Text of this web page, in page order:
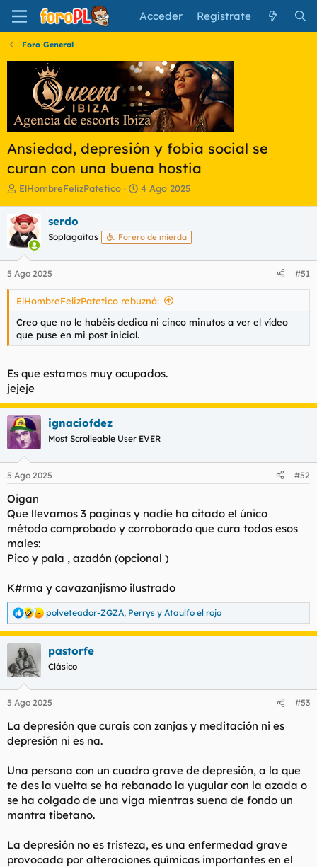
Acceder Regístrate
Foro General
Ansiedad, depresión y fobia social se
curan con una buena hostia
I
i
c
i
a
d
o
r
d
l
t
a
ElHombreFelizPatetico
F
a
e
n
i
i
4 Ago 2025
serdo
Soplagaitas Forero de mierda
5 Ago 2025 #51
ElHombreFelizPatetico rebuznó:
Creo que no le habéis dedica ni cinco minutos a ver el vídeo
que puse en mi post inicial.
Es que estamos muy ocupados.
jejeje
ignaciofdez
Most Scrolleable User EVER
5 Ago 2025 #52
Oigan
Que llevamos 3 paginas y nadie ha citado el único
método comprobado y corroborado que cura todos esos
males:
Pico y pala , azadón (opcional )
K#rma y cavazanjismo ilustrado
R
e
a
c
i
e
:
polveteador-ZGZA, Perrys y Ataulfo el rojo
pastorfe
Clásico
5 Ago 2025 #53
La depresión que curais con zanjas y meditación ni es
depresión ni es na.
Una persona con un cuadro grave de depresión, a la que
te des la vuelta se ha rebanado la yugular con la azada o
se ha colgado de una viga mientras suena de fondo un
mantra tibetano.
La depresión no es tristeza, es una enfermedad grave
provocada por alteraciones químicas importantes en el